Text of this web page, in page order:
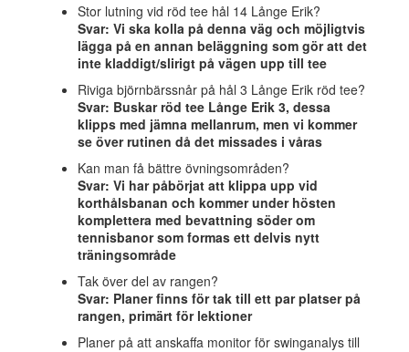
Stor lutning vid röd tee hål 14 Långe Erik?
Svar: Vi ska kolla på denna väg och möjligtvis
lägga på en annan beläggning som gör att det
inte kladdigt/slirigt på vägen upp till tee
Riviga björnbärssnår på hål 3 Långe Erik röd tee?
Svar: Buskar röd tee Långe Erik 3, dessa
klipps med jämna mellanrum, men vi kommer
se över rutinen då det missades i våras
Kan man få bättre övningsområden?
Svar: Vi har påbörjat att klippa upp vid
korthålsbanan och kommer under hösten
komplettera med bevattning söder om
tennisbanor som formas ett delvis nytt
träningsområde
Tak över del av rangen?
Svar: Planer finns för tak till ett par platser på
rangen, primärt för lektioner
Planer på att anskaffa monitor för swinganalys till